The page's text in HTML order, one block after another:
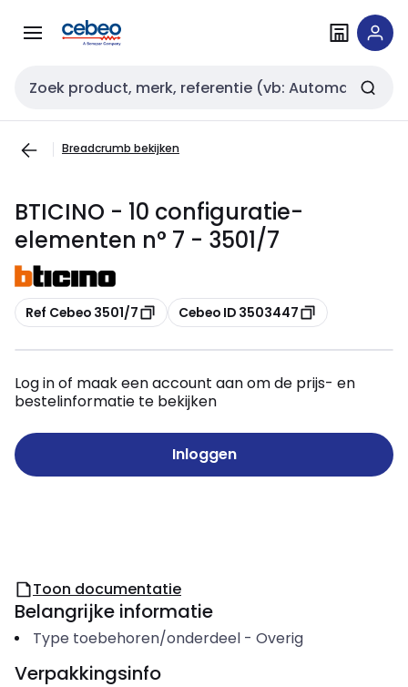
naar
naar
Zoekveld invoer
Breadcrumb bekijken
BTICINO - 10 configuratie-
elementen n° 7 - 3501/7
Kopiëren
Ref Cebeo 3501/7 Kopiëren
Cebeo ID 3503447
Log in of maak een account aan om de prijs- en
bestelinformatie te bekijken
Inloggen
Toon documentatie
Belangrijke informatie
Type toebehoren/onderdeel- Overig
Verpakkingsinfo